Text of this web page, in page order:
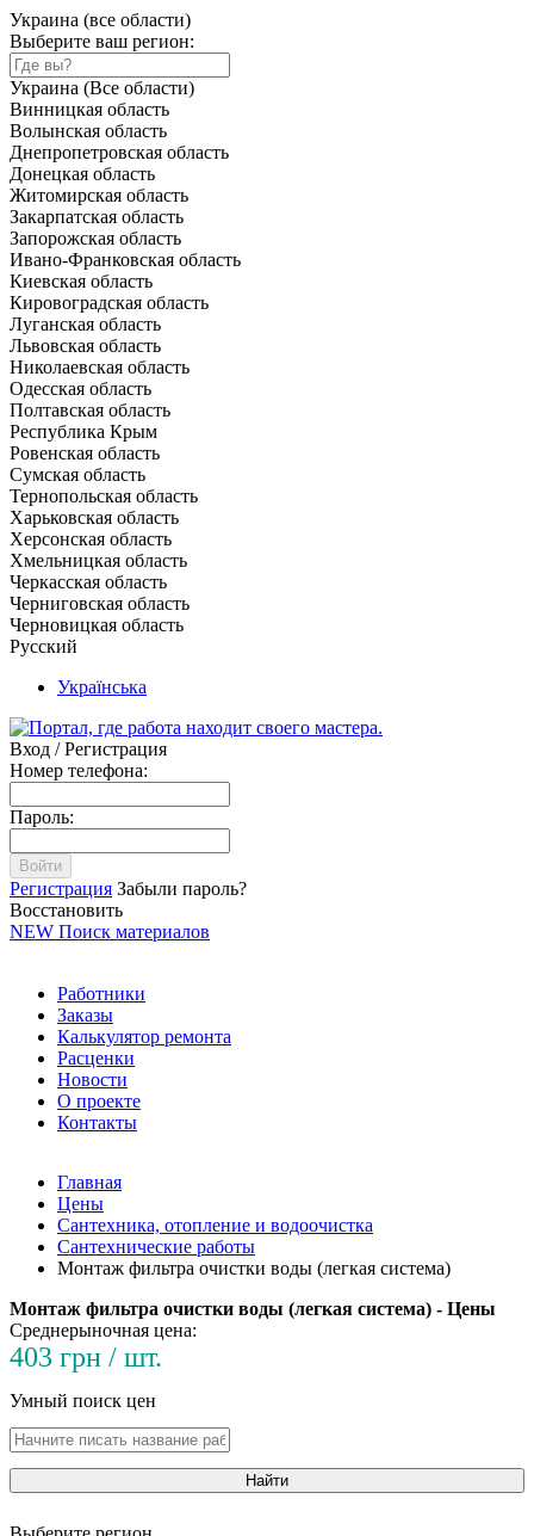
Украина (все области)
Выберите ваш регион:
Украина (Все области)
Винницкая область
Волынская область
Днепропетровская область
Донецкая область
Житомирская область
Закарпатская область
Запорожская область
Ивано-Франковская область
Киевская область
Кировоградская область
Луганская область
Львовская область
Николаевская область
Одесская область
Полтавская область
Республика Крым
Ровенская область
Сумская область
Тернопольская область
Харьковская область
Херсонская область
Хмельницкая область
Черкасская область
Черниговская область
Черновицкая область
Русский
Українська
Вход / Регистрация
Номер телефона:
Пароль:
Войти
Регистрация Забыли пароль?
Восстановить
NEW Поиск материалов
Работники
Заказы
Калькулятор ремонта
Расценки
Новости
О проекте
Контакты
Главная
Цены
Сантехника, отопление и водоочистка
Сантехнические работы
Монтаж фильтра очистки воды (легкая система)
Монтаж фильтра очистки воды (легкая система) - Цены
Среднерыночная цена:
403 грн / шт.
Умный поиск цен
Найти